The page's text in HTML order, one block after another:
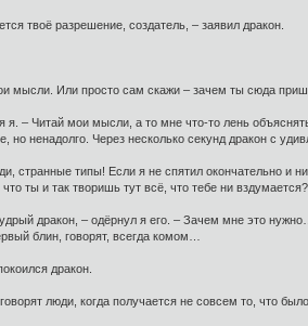
твоё разрешение, создатель, – заявил дракон.
мысли. Или просто сам скажи – зачем ты сюда
я. – Читай мои мысли, а то мне что-то лень
но ненадолго. Через несколько секунд дракон с
странные типы! Если я не спятил окончательно и
ты и так творишь тут всё, что тебе ни вздумается?
дракон, – одёрнул я его. – Зачем мне это
блин, говорят, всегда комом…
дракон.
говорят люди, когда получается не совсем то, что